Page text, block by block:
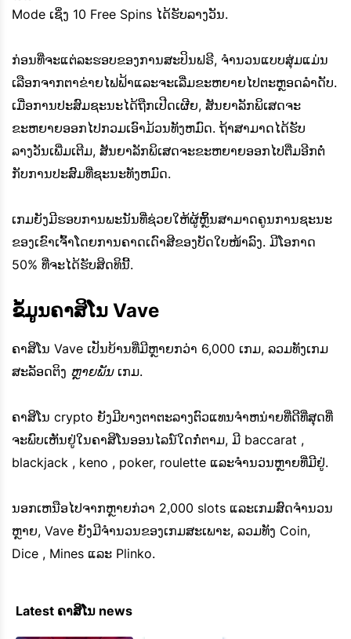
Mode ເຊິ່ງ 10 Free Spins ໄດ້ຮັບລາງວັນ.
ກ່ອນທີ່ຈະແຕ່ລະຮອບຂອງການສະປິນຟຣີ, ຈໍານວນແບບສຸ່ມແມ່ນ
ເລືອກຈາກຕາຂ່າຍໄຟຟ້າແລະຈະເລີ່ມຂະຫຍາຍໄປຕະຫຼອດລໍາດັບ.
ເມື່ອການປະສົມຊະນະໄດ້ຖືກເປີດເຜີຍ, ສັນຍາລັກພິເສດຈະ
ຂະຫຍາຍອອກໄປກວມເອົາມ້ວນທັງຫມົດ. ຖ້າສາມາດໄດ້ຮັບ
ລາງວັນເພີ່ມເຕີມ, ສັນຍາລັກພິເສດຈະຂະຫຍາຍອອກໄປຕື່ມອີກຕໍ່
ກັບການປະສົມທີ່ຊະນະທັງຫມົດ.
ເກມຍັງມີຮອບການພະນັນທີ່ຊ່ວຍໃຫ້ຜູ້ຫຼິ້ນສາມາດຄູນການຊະນະ
ຂອງເຂົາເຈົ້າໂດຍການຄາດເດົາສີຂອງບັດໃບໜ້າລົງ. ມີໂອກາດ
50% ທີ່ຈະໄດ້ຮັບສິດທິນີ້.
ຂໍ້ມູນຄາສິໂນ Vave
ຄາສິໂນ Vave ເປັນບ້ານທີ່ມີຫຼາຍກວ່າ 6,000 ເກມ, ລວມທັງເກມ
ສະລັອດຕິງ ຫຼາຍພັນເກມ.
ຄາສິໂນ crypto ຍັງມີບາງຕາຕະລາງຕົວແທນຈໍາຫນ່າຍທີ່ດີທີ່ສຸດທີ່
ຈະພົບເຫັນຢູ່ໃນຄາສິໂນອອນໄລນ໌ໃດກໍ່ຕາມ, ມີ baccarat ,
blackjack , keno , poker, roulette ແລະຈໍານວນຫຼາຍທີ່ມີຢູ່.
ນອກ​ເຫນືອ​ໄປ​ຈາກ​ຫຼາຍ​ກ​່​ວາ 2,000 slots ແລະ​ເກມ​ສົດ​ຈໍາ​ນວນ​
ຫຼາຍ​, Vave ຍັງ​ມີ​ຈໍາ​ນວນ​ຂອງ​ເກມ​ສະ​ເພາະ​, ລວມ​ທັງ Coin​,
Dice , Mines ແລະ Plinko​.
Latest ຄາສິໂນ news